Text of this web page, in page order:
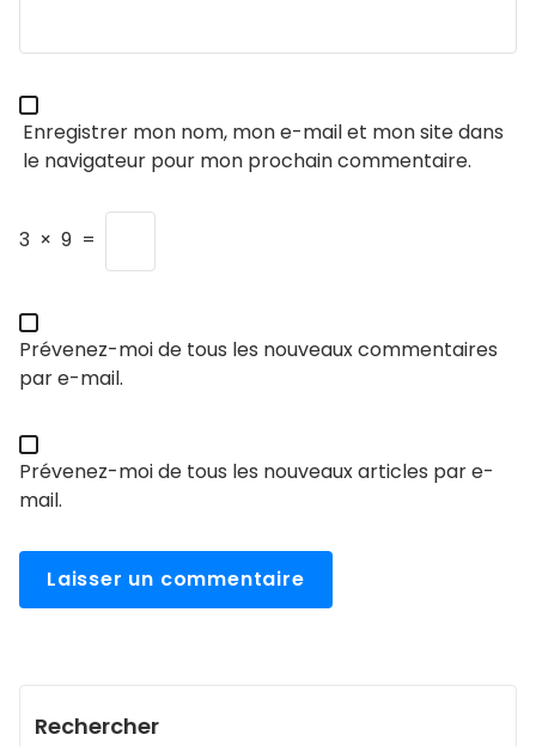
Enregistrer mon nom, mon e-mail et mon site dans
le navigateur pour mon prochain commentaire.
3 × 9 =
Prévenez-moi de tous les nouveaux commentaires
par e-mail.
Prévenez-moi de tous les nouveaux articles par e-
mail.
Rechercher